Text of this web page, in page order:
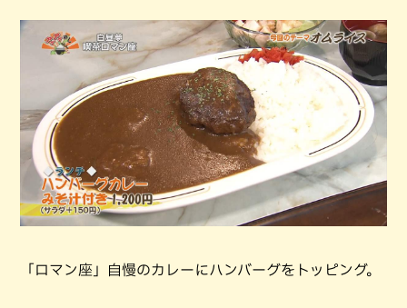
「ロマン座」自慢のカレーにハンバーグをトッピング。